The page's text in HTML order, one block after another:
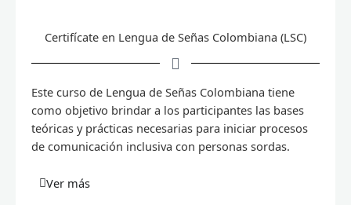
Certifícate en Lengua de Señas Colombiana (LSC)
Este curso de Lengua de Señas Colombiana tiene
como objetivo brindar a los participantes las bases
teóricas y prácticas necesarias para iniciar procesos
de comunicación inclusiva con personas sordas.
Ver más